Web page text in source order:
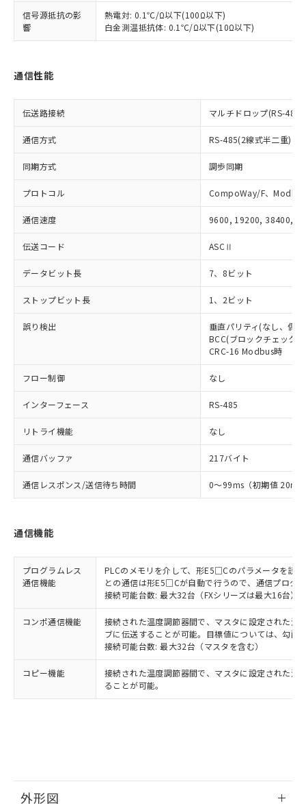
信号源抵抗の影
響
熱電対: 0.1℃/Ω以下(100Ω以下)
白金測温抵抗体: 0.1℃/Ω以下(10Ω以下)
通信性能
伝送路接続 マルチドロップ(RS-485)
通信方式 RS-485(2線式半二重)
同期方式 調歩同期
プロトコル CompoWay/F、Modbus
通信速度 9600, 19200, 38400,
伝送コード ASCⅡ
データビット長 7、8ビット
ストップビット長 1、2ビット
誤り検出
垂直パリティ(なし、偶
BCC(ブロックチェック
CRC-16 Modbus時
フロー制御 なし
インターフェース RS-485
リトライ機能 なし
通信バッファ 217バイト
通信レスポンス/送信待ち時間 0～99ms（初期値 20ms
通信機能
プログラムレス
通信機能
PLCのメモリを介して、形E5□Cのパラメータを読
との通信は形E5□Cが自動で行うので、通信プログ
接続可能台数: 最大32台（FXシリーズは最大16台）
コンポ通信機能
接続された温度調節器間で、マスタに設定された温
ブに伝送することが可能。目標値については、勾配
接続可能台数: 最大32台（マスタを含む）
コピー機能
接続された温度調節器間で、マスタに設定された温
ることが可能。
外形図
荷製品に未対応品が混在することから備考
欄に対応日を記載しておりました。